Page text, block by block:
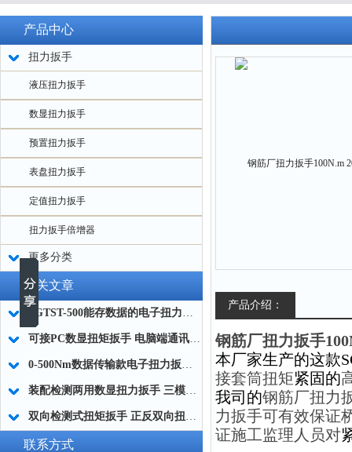
产品中心
扭力扳手
液压扭力扳手
数显扭力扳手
预置扭力扳手
表盘扭力扳手
定值扭力扳手
扭力扳手倍增器
更多分类
相关文章
SGTST-500能存数据的电子扭力扳手 带工作记录的智能扭力扳手厂家
可接PC数显扭矩扳手 电脑端通讯力矩扳手 数据上传电脑电子扭力扳手厂家
0-500Nm数据传输款电子扭力扳手,信号输出追溯扭矩值的扭矩扳手
装配检测两用数显扭力扳手 三模式切换扭矩扳手 工业紧固测量力矩扳手品牌
双向检测式扭矩扳手 正反双向扭力测试检测扳手 正旋反旋力矩扳手厂家
联系方式
产品介绍：
钢筋厂扭力扳手
本厂家生产的这款
接套筒扭矩紧固的
我司的钢筋厂扭力
力扳手可有效保证
证施工监理人员对